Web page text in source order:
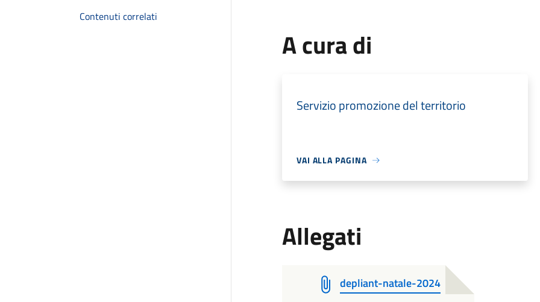
Contenuti correlati
A cura di
Servizio promozione del territorio
VAI ALLA PAGINA
Allegati
depliant-natale-2024